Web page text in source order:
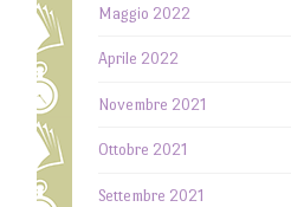
Maggio 2022
Aprile 2022
Novembre 2021
Ottobre 2021
Settembre 2021